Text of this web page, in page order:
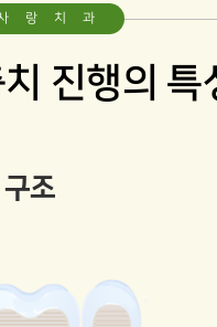
For Kids
유치 보철
랑치과
진행의 특
조